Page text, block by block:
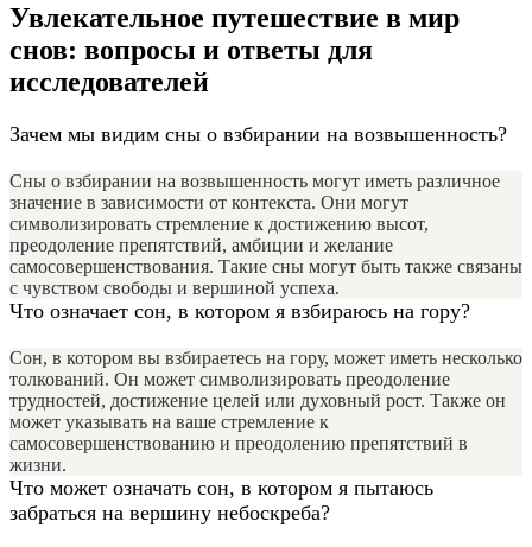
Увлекательное путешествие в мир
снов: вопросы и ответы для
исследователей
Зачем мы видим сны о взбирании на возвышенность?
Сны о взбирании на возвышенность могут иметь различное
значение в зависимости от контекста. Они могут
символизировать стремление к достижению высот,
преодоление препятствий, амбиции и желание
самосовершенствования. Такие сны могут быть также связаны
с чувством свободы и вершиной успеха.
Что означает сон, в котором я взбираюсь на гору?
Сон, в котором вы взбираетесь на гору, может иметь несколько
толкований. Он может символизировать преодоление
трудностей, достижение целей или духовный рост. Также он
может указывать на ваше стремление к
самосовершенствованию и преодолению препятствий в
жизни.
Что может означать сон, в котором я пытаюсь
забраться на вершину небоскреба?